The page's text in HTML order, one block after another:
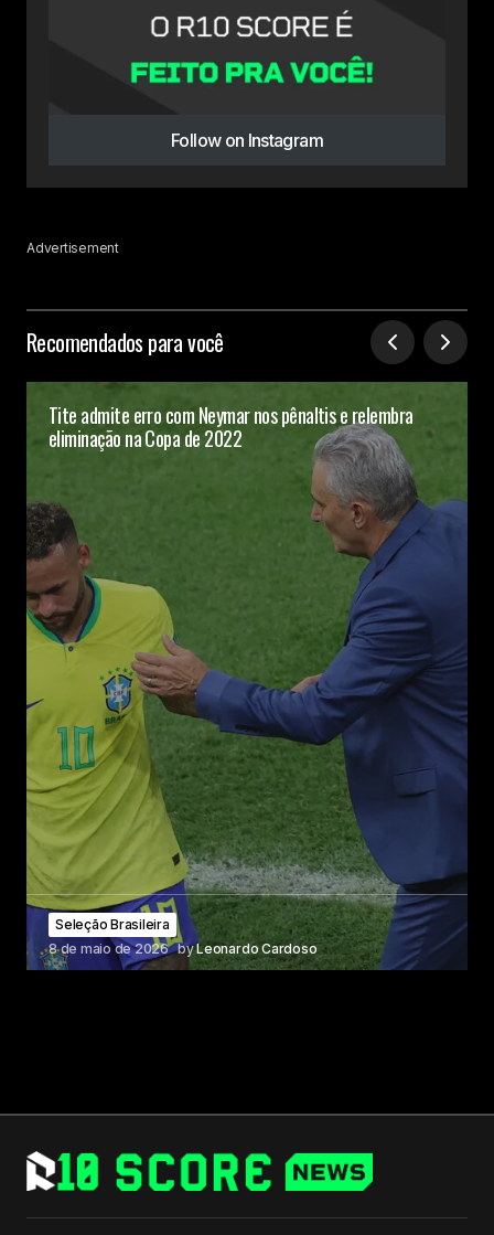
Follow on Instagram
Advertisement
Recomendados para você
Tite admite erro com Neymar nos pênaltis e relembra
eliminação na Copa de 2022
Seleção Brasileira
8 de maio de 2026 byLeonardo Cardoso